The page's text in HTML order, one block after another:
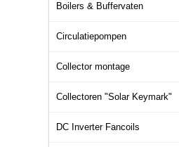
Boilers & Buffervaten
Circulatiepompen
Collector montage
Collectoren "Solar Keymark"
DC Inverter Fancoils